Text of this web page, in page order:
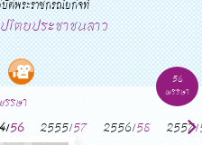
รรษา
56 2555/57 2556/58 2557/
56
พรรษา
ติพระราชกรณียกิจที่
ไตยประชาชนลาว